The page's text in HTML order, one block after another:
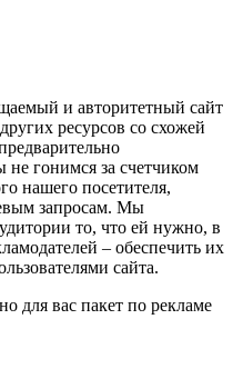
и авторитетный сайт
ресурсов со схожей
гонимся за счетчиком
нашего посетителя,
запросам. Мы
то, что ей нужно, в
– обеспечить их
сайта.
для вас пакет по рекламе